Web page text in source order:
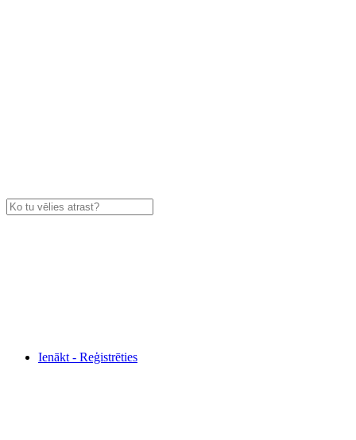
Ienākt - Reģistrēties